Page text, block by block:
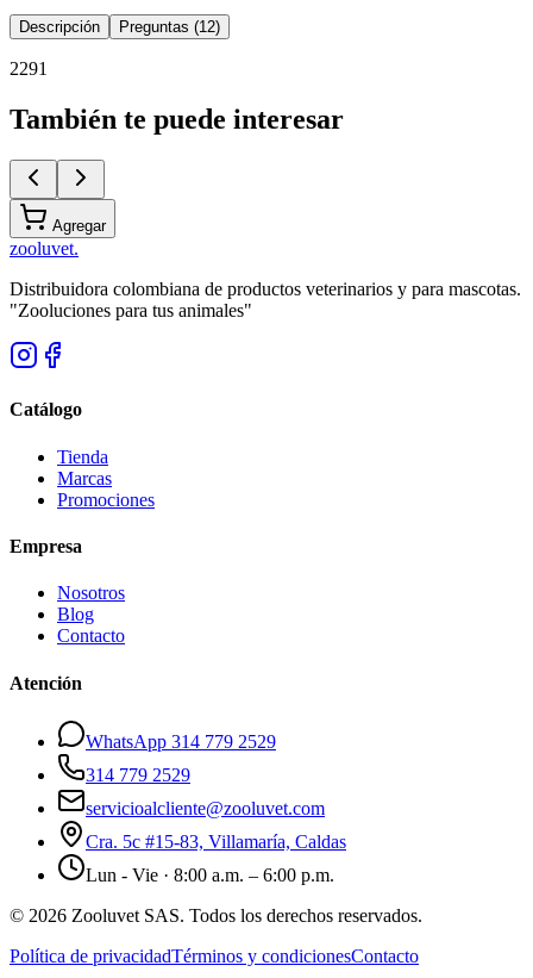
Descripción Preguntas (12)
2291
También te puede interesar
Agregar
zooluvet.
Distribuidora colombiana de productos veterinarios y para mascotas.
"Zooluciones para tus animales"
Catálogo
Tienda
Marcas
Promociones
Empresa
Nosotros
Blog
Contacto
Atención
WhatsApp 314 779 2529
314 779 2529
servicioalcliente@zooluvet.com
Cra. 5c #15-83, Villamaría, Caldas
Lun - Vie · 8:00 a.m. – 6:00 p.m.
© 2026 Zooluvet SAS. Todos los derechos reservados.
Política de privacidadTérminos y condicionesContacto